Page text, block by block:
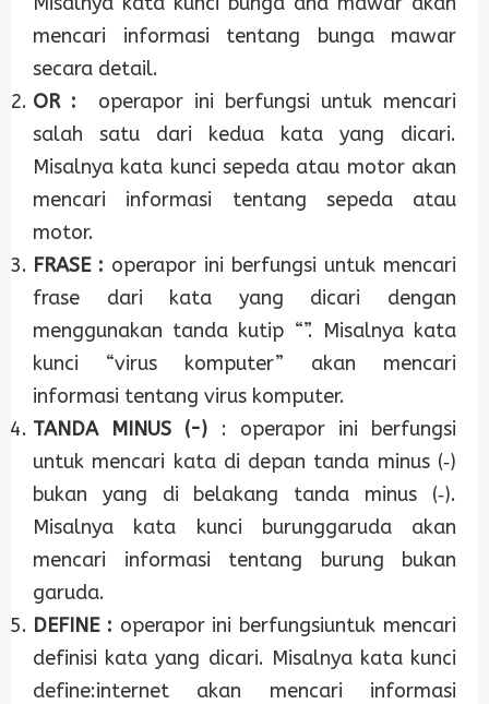
mencari informasi tentang bunga mawar
secara detail.
OR : operapor ini berfungsi untuk mencari
salah satu dari kedua kata yang dicari.
Misalnya kata kunci sepeda atau motor akan
mencari informasi tentang sepeda atau
motor.
FRASE : operapor ini berfungsi untuk mencari
frase dari kata yang dicari dengan
menggunakan tanda kutip “”. Misalnya kata
kunci “virus komputer” akan mencari
informasi tentang virus komputer.
TANDA MINUS (-) : operapor ini berfungsi
untuk mencari kata di depan tanda minus (‐)
bukan yang di belakang tanda minus (‐).
Misalnya kata kunci burung­garuda akan
mencari informasi tentang burung bukan
garuda.
DEFINE : operapor ini berfungsiuntuk mencari
definisi kata yang dicari. Misalnya kata kunci
define:internet akan mencari informasi